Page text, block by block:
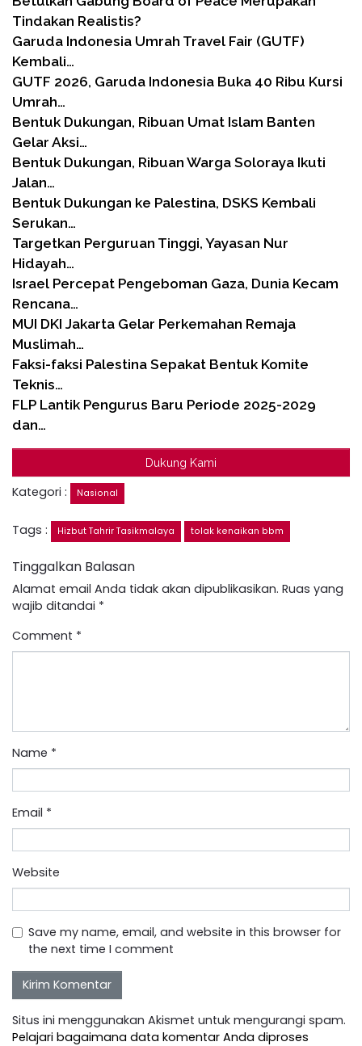
Tindakan Realistis?
Garuda Indonesia Umrah Travel Fair (GUTF)
Kembali…
GUTF 2026, Garuda Indonesia Buka 40 Ribu Kursi
Umrah…
Bentuk Dukungan, Ribuan Umat Islam Banten
Gelar Aksi…
Bentuk Dukungan, Ribuan Warga Soloraya Ikuti
Jalan…
Bentuk Dukungan ke Palestina, DSKS Kembali
Serukan…
Targetkan Perguruan Tinggi, Yayasan Nur
Hidayah…
Israel Percepat Pengeboman Gaza, Dunia Kecam
Rencana…
MUI DKI Jakarta Gelar Perkemahan Remaja
Muslimah…
Faksi-faksi Palestina Sepakat Bentuk Komite
Teknis…
FLP Lantik Pengurus Baru Periode 2025-2029
dan…
Dukung Kami
Kategori : Nasional
Tags : Hizbut Tahrir Tasikmalaya tolak kenaikan bbm
Tinggalkan Balasan
Alamat email Anda tidak akan dipublikasikan. Ruas yang
wajib ditandai *
Comment *
Name *
Email *
Website
Save my name, email, and website in this browser for
the next time I comment
Situs ini menggunakan Akismet untuk mengurangi spam.
Pelajari bagaimana data komentar Anda diproses